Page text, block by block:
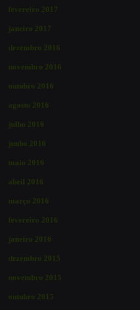
fevereiro 2017
janeiro 2017
dezembro 2016
novembro 2016
outubro 2016
agosto 2016
julho 2016
junho 2016
maio 2016
abril 2016
março 2016
fevereiro 2016
janeiro 2016
dezembro 2015
novembro 2015
outubro 2015